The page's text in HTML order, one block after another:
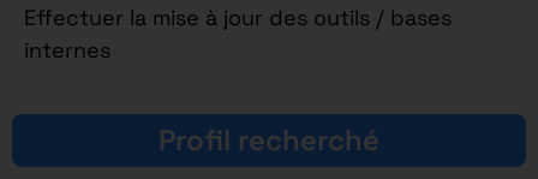
Effectuer la mise à jour des outils / bases
internes
Profil recherché